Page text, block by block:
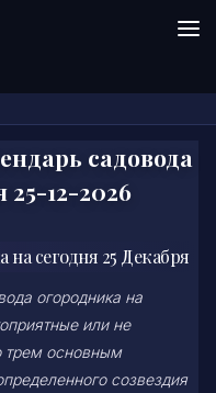
садовода
25-12-2026
сегодня 25 Декабря
огородника на
или не
трем основным
созвездия